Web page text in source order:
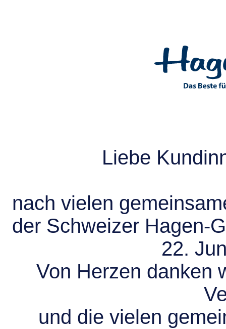
Liebe
nach vielen
der Schweizer Hagen-
22.
Von Herzen danken
und die vielen